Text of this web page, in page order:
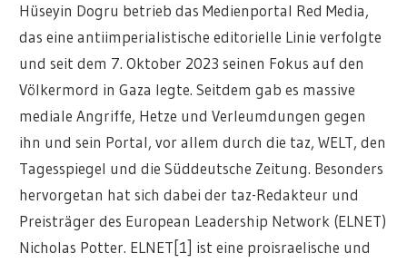
Hüseyin Dogru betrieb das Medienportal Red Media,
das eine antiimperialistische editorielle Linie verfolgte
und seit dem 7. Oktober 2023 seinen Fokus auf den
Völkermord in Gaza legte. Seitdem gab es massive
mediale Angriffe, Hetze und Verleumdungen gegen
ihn und sein Portal, vor allem durch die taz, WELT, den
Tagesspiegel und die Süddeutsche Zeitung. Besonders
hervorgetan hat sich dabei der taz-Redakteur und
Preisträger des European Leadership Network (ELNET)
Nicholas Potter. ELNET[1] ist eine proisraelische und